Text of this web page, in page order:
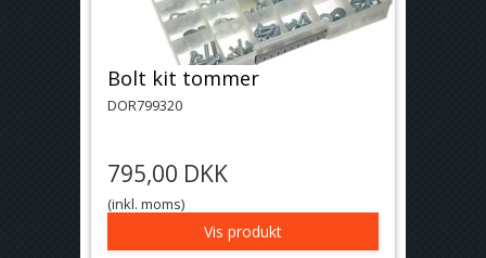
Bolt kit tommer
DOR799320
795,00 DKK
(inkl. moms)
Vis produkt